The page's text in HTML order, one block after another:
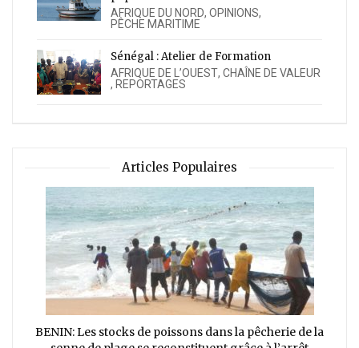
AFRIQUE DU NORD, OPINIONS,
PÊCHE MARITIME
Sénégal : Atelier de Formation
AFRIQUE DE L’OUEST, CHAÎNE DE VALEUR
, REPORTAGES
Articles Populaires
BENIN: Les stocks de poissons dans la pêcherie de la